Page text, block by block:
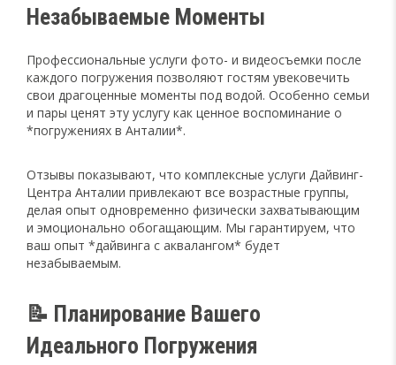
Незабываемые Моменты
Профессиональные услуги фото- и видеосъемки после
каждого погружения позволяют гостям увековечить
свои драгоценные моменты под водой. Особенно семьи
и пары ценят эту услугу как ценное воспоминание о
*погружениях в Анталии*.
Отзывы показывают, что комплексные услуги Дайвинг-
Центра Анталии привлекают все возрастные группы,
делая опыт одновременно физически захватывающим
и эмоционально обогащающим. Мы гарантируем, что
ваш опыт *дайвинга с аквалангом* будет
незабываемым.
📝 Планирование Вашего
Идеального Погружения